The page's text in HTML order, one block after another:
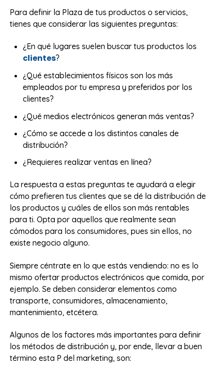
Para definir la Plaza de tus productos o servicios,
tienes que considerar las siguientes preguntas:
¿En qué lugares suelen buscar tus productos los
clientes?
¿Qué establecimientos físicos son los más
empleados por tu empresa y preferidos por los
clientes?
¿Qué medios electrónicos generan más ventas?
¿Cómo se accede a los distintos canales de
distribución?
¿Requieres realizar ventas en línea?
La respuesta a estas preguntas te ayudará a elegir
cómo prefieren tus clientes que se dé la distribución de
los productos y cuáles de ellos son más rentables
para ti. Opta por aquellos que realmente sean
cómodos para los consumidores, pues sin ellos, no
existe negocio alguno.
Siempre céntrate en lo que estás vendiendo: no es lo
mismo ofertar productos electrónicos que comida, por
ejemplo. Se deben considerar elementos como
transporte, consumidores, almacenamiento,
mantenimiento, etcétera.
Algunos de los factores más importantes para definir
los métodos de distribución y, por ende, llevar a buen
término esta P del marketing, son: